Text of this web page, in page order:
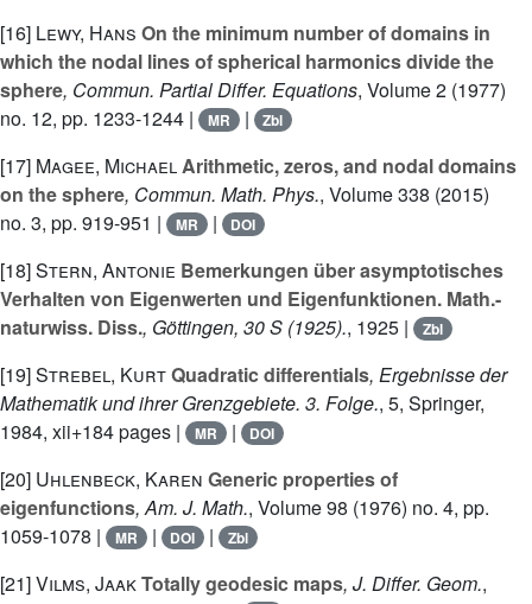
[16] Lewy, Hans On the minimum number of domains in
which the nodal lines of spherical harmonics divide the
sphere, Commun. Partial Differ. Equations, Volume 2 (1977)
no. 12, pp. 1233-1244 |
MR | Zbl
[17] Magee, MichaelArithmetic, zeros, and nodal domains
on the sphere, Commun. Math. Phys., Volume 338 (2015)
no. 3, pp. 919-951 |
MR | DOI
[18]Stern, Antonie Bemerkungen über asymptotisches
Verhalten von Eigenwerten und Eigenfunktionen. Math.-
naturwiss. Diss., Göttingen, 30 S (1925)., 1925 | Zbl
[19]Strebel, KurtQuadratic differentials, Ergebnisse der
Mathematik und ihrer Grenzgebiete. 3. Folge., 5, Springer,
1984, xii+184 pages |
MR | DOI
[20] Uhlenbeck, Karen Generic properties of
eigenfunctions, Am. J. Math., Volume 98 (1976) no. 4, pp.
1059-1078 |
MR | DOI | Zbl
[21]Vilms, JaakTotally geodesic maps, J. Differ. Geom.,